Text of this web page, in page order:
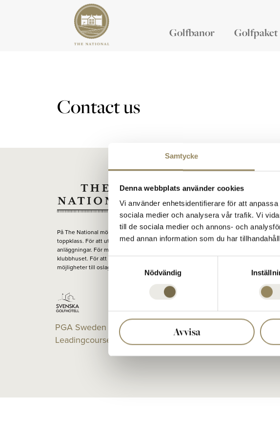
Samtycke
Denna webbplats använder cookies
Vi använder enhetsidentifierare för att
sociala medier och analysera vår trafik. Vi
till de sociala medier och annons- och
med annan information som du har
Nödvändig
Avvisa
Golfbanor Golfpaket
Contact us
På The National möts människor för att spela golf på banor i
toppklass. För att utvecklas på en av Europas bästa tränings-
anläggningar. För middag, ett glas, eller en konferens i
klubbhuset. För att runda av, varva ned eller växla upp. För nya
möjligheter till oslagbara möten. Varje dag.
PGA Sweden National på
Leadingcourses.com
Kontakt